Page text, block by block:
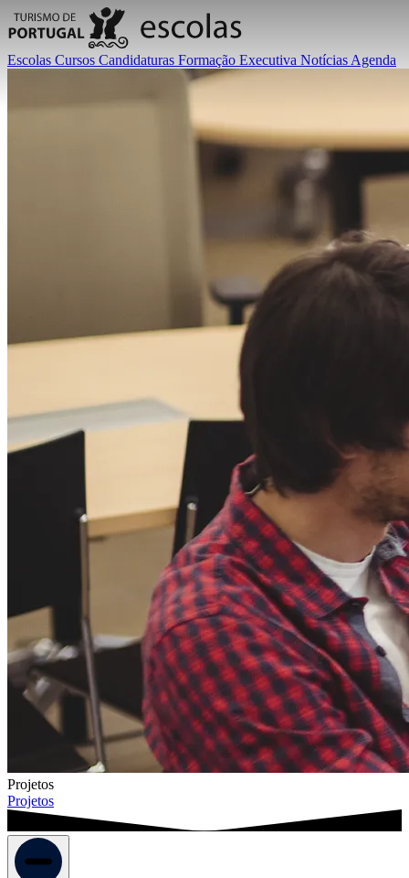
Escolas Cursos Candidaturas Formação Executiva Notícias Agenda
Projetos
Projetos